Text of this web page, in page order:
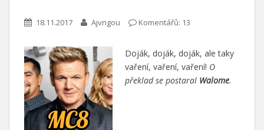
18.11.2017 Ajvngou Komentářů: 13
Doják, doják, doják, ale taky
vaření, vaření, vaření! O
překlad se postaral Walome.